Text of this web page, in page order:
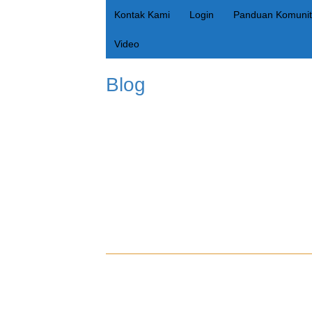
Kontak Kami Login Panduan
Video
Blog